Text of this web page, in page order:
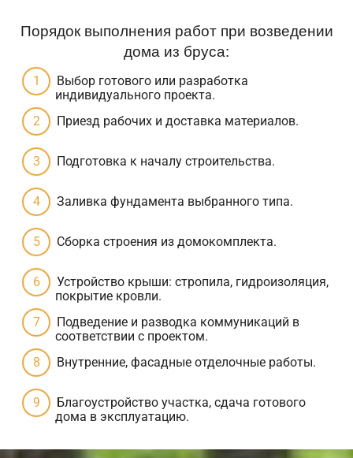
Порядок выполнения работ при возведении
дома из бруса:
Выбор готового или разработка
индивидуального проекта.
Приезд рабочих и доставка материалов.
Подготовка к началу строительства.
Заливка фундамента выбранного типа.
Сборка строения из домокомплекта.
Устройство крыши: стропила, гидроизоляция,
покрытие кровли.
Подведение и разводка коммуникаций в
соответствии с проектом.
Внутренние, фасадные отделочные работы.
Благоустройство участка, сдача готового
дома в эксплуатацию.